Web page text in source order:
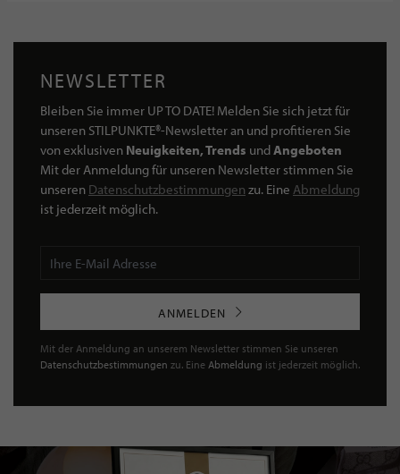
NEWSLETTER
Bleiben Sie immer UP TO DATE! Melden Sie sich jetzt für
unseren STILPUNKTE®-Newsletter an und profitieren Sie
von exklusiven Neuigkeiten, Trends undAngeboten
Mit der Anmeldung für unseren Newsletter stimmen Sie
unseren Datenschutzbestimmungen zu. Eine Abmeldung
ist jederzeit möglich.
ANMELDEN
Mit der Anmeldung an unserem Newsletter stimmen Sie unseren
Datenschutzbestimmungen zu. Eine Abmeldung ist jederzeit möglich.